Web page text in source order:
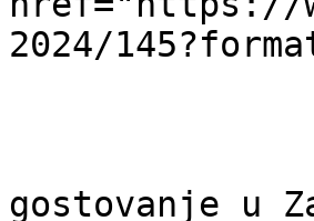
2024/
gostovanje u